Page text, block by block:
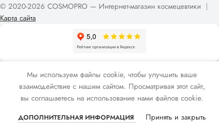
© 2020-2026 COSMOPRO — Интернет-магазин космецевтики |
Карта сайта
Мы используем файлы cookie, чтобы улучшить ваше
взаимодействие с нашим сайтом. Просматривая этот сайт,
вы соглашаетесь на использование нами файлов cookie.
ДОПОЛНИТЕЛЬНАЯ ИНФОРМАЦИЯ Принять и закрыть